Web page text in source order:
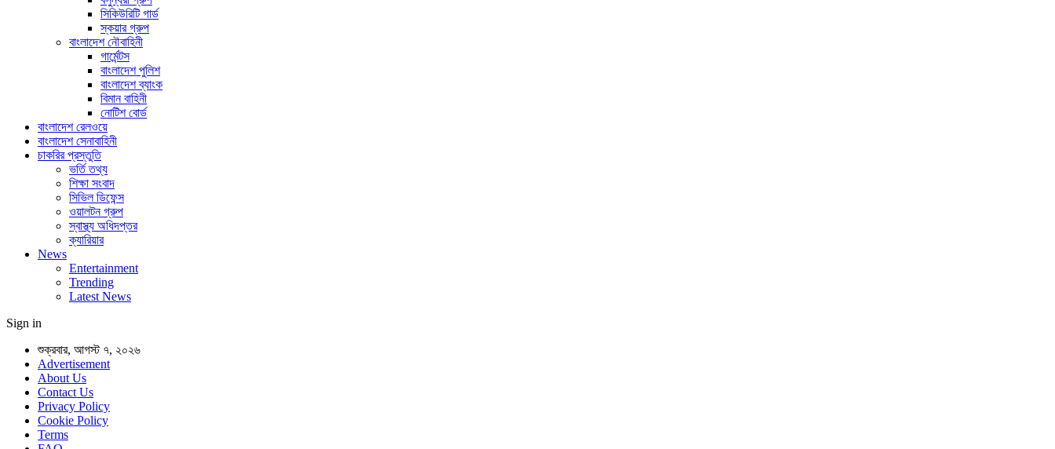
সিকিউরিটি গার্ড
স্কয়ার গ্রুপ
বাংলাদেশ নৌবাহিনী
গার্মেন্টস
বাংলাদেশ পুলিশ
বাংলাদেশ ব্যাংক
বিমান বাহিনী
নোটিশ বোর্ড
বাংলাদেশ রেলওয়ে
বাংলাদেশ সেনাবাহিনী
চাকরির প্রস্তুতি
ভর্তি তথ্য
শিক্ষা সংবাদ
সিভিল ডিফেন্স
ওয়ালটন গ্রুপ
স্বাস্থ্য অধিদপ্তর
ক্যারিয়ার
News
Entertainment
Trending
Latest News
Sign in
শুক্রবার, আগস্ট ৭, ২০২৬
Advertisement
About Us
Contact Us
Privacy Policy
Cookie Policy
Terms